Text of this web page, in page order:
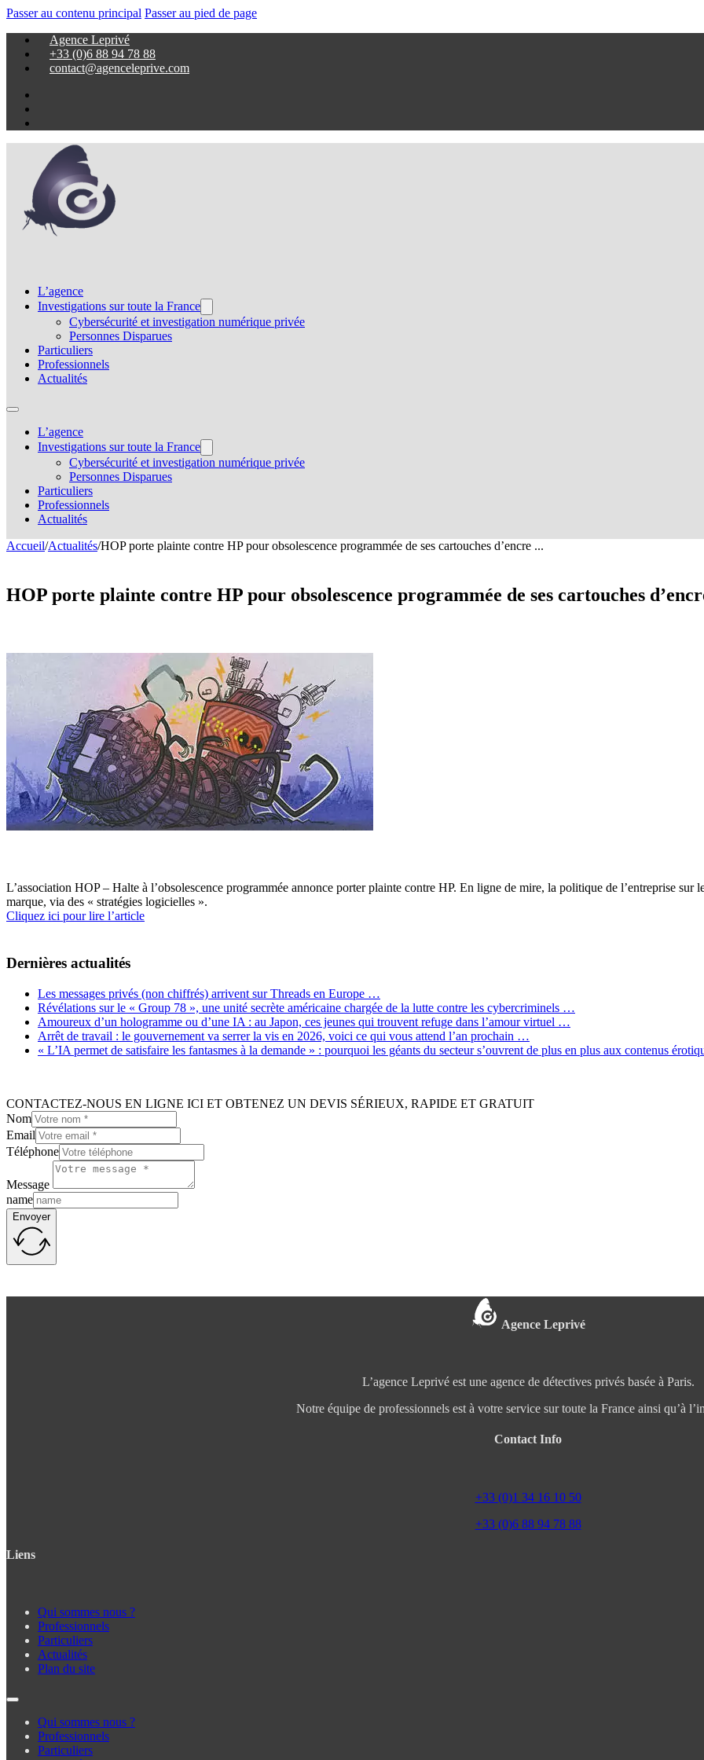
Passer au contenu principal Passer au pied de page
Agence Leprivé
+33 (0)6 88 94 78 88
contact@agenceleprive.com
L’agence
Investigations sur toute la France
Cybersécurité et investigation numérique privée
Personnes Disparues
Particuliers
Professionnels
Actualités
L’agence
Investigations sur toute la France
Cybersécurité et investigation numérique privée
Personnes Disparues
Particuliers
Professionnels
Actualités
Accueil/Actualités/HOP porte plainte contre HP pour obsolescence programmée de ses cartouches d’encre ...
HOP porte plainte contre HP pour obsolescence programmée de ses cartouches
L’association HOP – Halte à l’obsolescence programmée annonce porter plainte contre HP. En ligne de mire, la politique de l’entreprise sur
marque, via des « stratégies logicielles ».
Cliquez ici pour lire l’article
Dernières actualités
Les messages privés (non chiffrés) arrivent sur Threads en Europe …
Révélations sur le « Group 78 », une unité secrète américaine chargée de la lutte contre les cybercriminels …
Amoureux d’un hologramme ou d’une IA : au Japon, ces jeunes qui trouvent refuge dans l’amour virtuel …
Arrêt de travail : le gouvernement va serrer la vis en 2026, voici ce qui vous attend l’an prochain …
« L’IA permet de satisfaire les fantasmes à la demande » : pourquoi les géants du secteur s’ouvrent de plus en plus aux contenus
CONTACTEZ-NOUS EN LIGNE ICI ET OBTENEZ UN DEVIS SÉRIEUX, RAPIDE ET GRATUIT
Nom
Email
Téléphone
Message
name
Envoyer
Agence Leprivé
L’agence Leprivé est une agence de détectives privés basée à Paris.
Notre équipe de professionnels est à votre service sur toute la France ainsi qu’à
Contact Info
+33 (0)1 34 16 10 50
+33 (0)6 88 94 78 88
Liens
Qui sommes nous ?
Professionnels
Particuliers
Actualités
Plan du site
Qui sommes nous ?
Professionnels
Particuliers